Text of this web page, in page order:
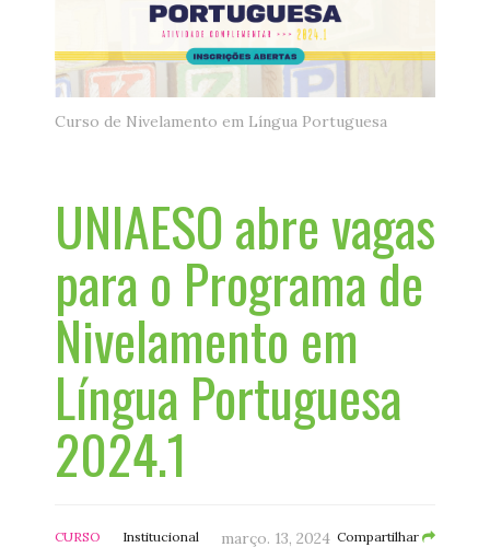
Curso de Nivelamento em Língua Portuguesa
UNIAESO abre vagas
para o Programa de
Nivelamento em
Língua Portuguesa
2024.1
CURSO Institucional março. 13, 2024 Compartilhar